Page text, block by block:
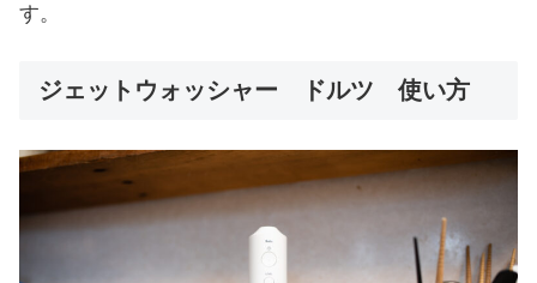
す。
ジェットウォッシャー ドルツ 使い方